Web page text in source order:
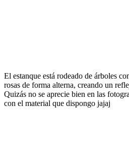
El estanque está rodeado de árboles
rosas de forma alterna, creando un
Quizás no se aprecie bien en las
con el material que dispongo jajaj